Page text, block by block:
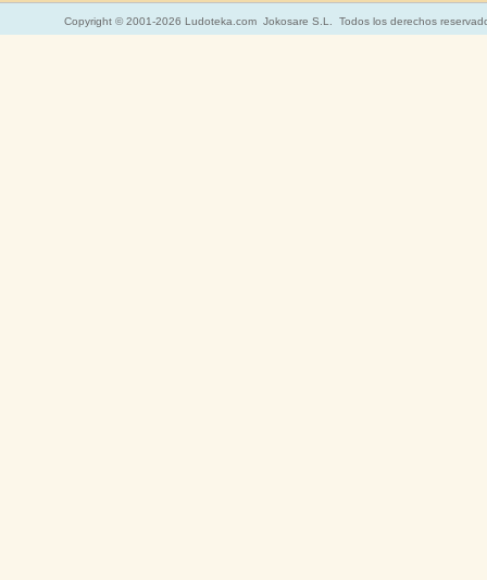
Copyright © 2001-2026 Ludoteka.com Jokosare S.L. Todos los derechos